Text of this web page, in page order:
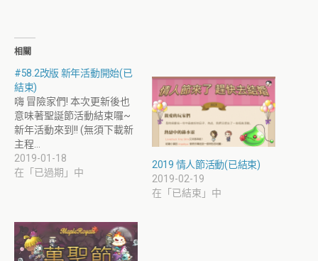
相關
#58.2改版 新年活動開始(已
結束)
嗨 冒險家們! 本次更新後也
意味著聖誕節活動結束囉~
新年活動來到!! (無須下載新
主程…
2019-01-18
在「已過期」中
2019 情人節活動(已結束)
2019-02-19
在「已結束」中